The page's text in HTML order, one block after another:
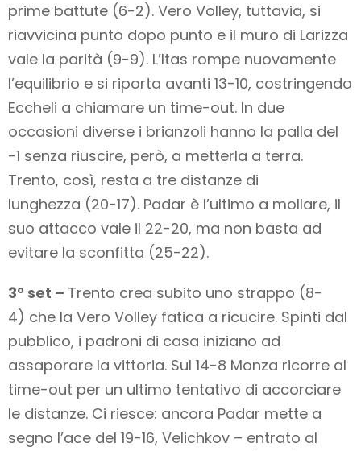
prime battute (6-2). Vero Volley, tuttavia, si
riavvicina punto dopo punto e il muro di Larizza
vale la parità (9-9). L’Itas rompe nuovamente
l’equilibrio e si riporta avanti 13-10, costringendo
Eccheli a chiamare un time-out. In due
occasioni diverse i brianzoli hanno la palla del
-1 senza riuscire, però, a metterla a terra.
Trento, così, resta a tre distanze di
lunghezza (20-17). Padar è l’ultimo a mollare, il
suo attacco vale il 22-20, ma non basta ad
evitare la sconfitta (25-22).
3° set – Trento crea subito uno strappo (8-
4) che la Vero Volley fatica a ricucire. Spinti dal
pubblico, i padroni di casa iniziano ad
assaporare la vittoria. Sul 14-8 Monza ricorre al
time-out per un ultimo tentativo di accorciare
le distanze. Ci riesce: ancora Padar mette a
segno l’ace del 19-16, Velichkov – entrato al